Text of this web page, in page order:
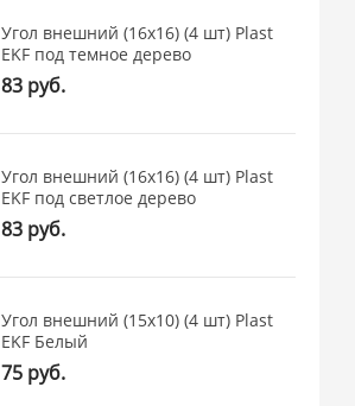
Угол внешний (16х16) (4 шт) Plast
EKF под темное дерево
83 руб.
Угол внешний (16х16) (4 шт) Plast
EKF под светлое дерево
83 руб.
Угол внешний (15х10) (4 шт) Plast
EKF Белый
75 руб.